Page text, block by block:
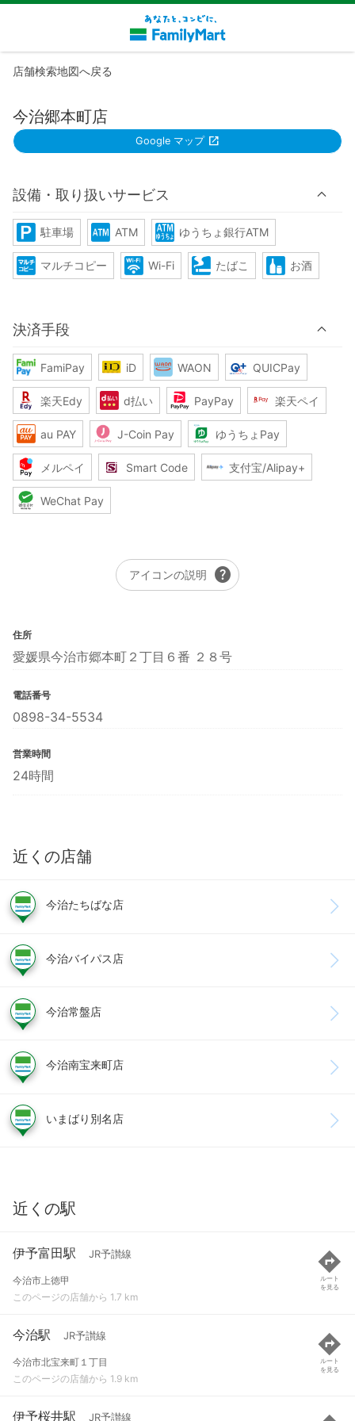
店舗検索地図へ戻る
今治郷本町店
Google マップ
設備・取り扱いサービス
駐車場 ATM ゆうちょ銀行ATM
マルチコピー Wi-Fi たばこ お酒
決済手段
FamiPay iD WAON QUICPay
楽天Edy d払い PayPay 楽天ペイ
au PAY J-Coin Pay ゆうちょPay
メルペイ Smart Code 支付宝/Alipay+
WeChat Pay
アイコンの説明 help
住所
愛媛県今治市郷本町２丁目６番 ２８号
電話番号
0898-34-5534
営業時間
24時間
近くの店舗
今治たちばな店
今治バイパス店
今治常盤店
今治南宝来町店
いまばり別名店
近くの駅
伊予富田駅 JR予讃線
今治市上徳甲
このページの店舗から 1.7 km
ルート
を見る
今治駅 JR予讃線
今治市北宝来町１丁目
このページの店舗から 1.9 km
ルート
を見る
伊予桜井駅 JR予讃線